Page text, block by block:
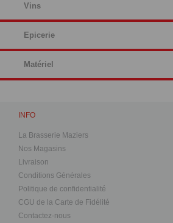
Vins
Epicerie
Matériel
INFO
La Brasserie Maziers
Nos Magasins
Livraison
Conditions Générales
Politique de confidentialité
CGU de la Carte de Fidélité
Contactez-nous